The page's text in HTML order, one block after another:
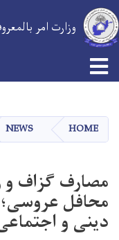
وزارت امر
HOME
NEWS
مصارف گزاف
محافل
دینی و